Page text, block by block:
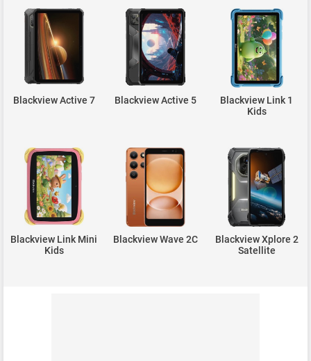
Blackview Active 7 Blackview Active 5
Blackview Link 1
Kids
Blackview Link Mini
Kids
Blackview Wave 2C
Blackview Xplore 2
Satellite